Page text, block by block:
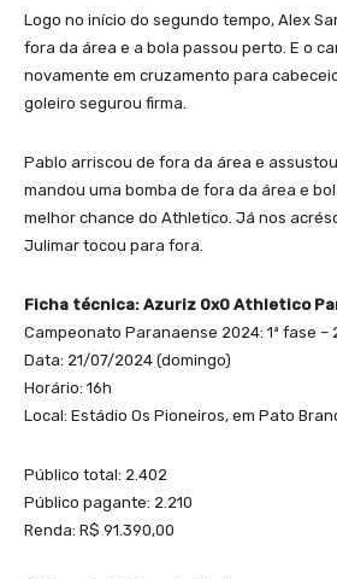
Logo no início do segundo tempo, Alex
fora da área e a bola passou perto. E o
novamente em cruzamento para
goleiro segurou firma.
Pablo arriscou de fora da área e
mandou uma bomba de fora da área e
melhor chance do Athletico. Já nos
Julimar tocou para fora.
Ficha técnica: Azuriz 0x0 Athletico
Campeonato Paranaense 2024: 1ª fase –
Data: 21/07/2024 (domingo)
Horário: 16h
Local: Estádio Os Pioneiros, em Pato
Público total: 2.402
Público pagante: 2.210
Renda: R$ 91.390,00